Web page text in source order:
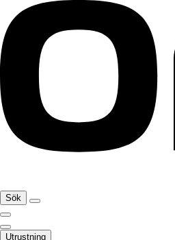
Sök
Utrustning